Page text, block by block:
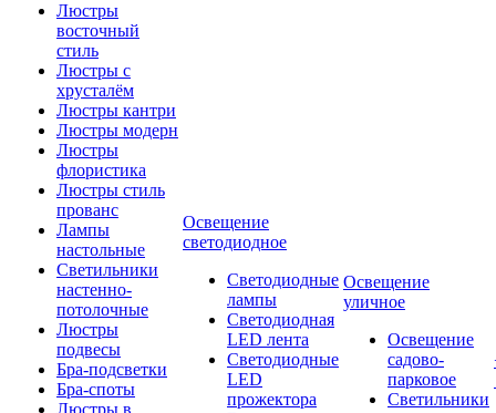
Люстры
восточный
стиль
Люстры с
хрусталём
Люстры кантри
Люстры модерн
Люстры
флористика
Люстры стиль
прованс
Лампы
настольные
Светильники
настенно-
потолочные
Люстры
подвесы
Бра-подсветки
Бра-споты
Люстры в
Освещение
светодиодное
Светодиодные
лампы
Светодиодная
LED лента
Светодиодные
LED
прожектора
Освещение
уличное
Освещение
садово-
парковое
Светильники